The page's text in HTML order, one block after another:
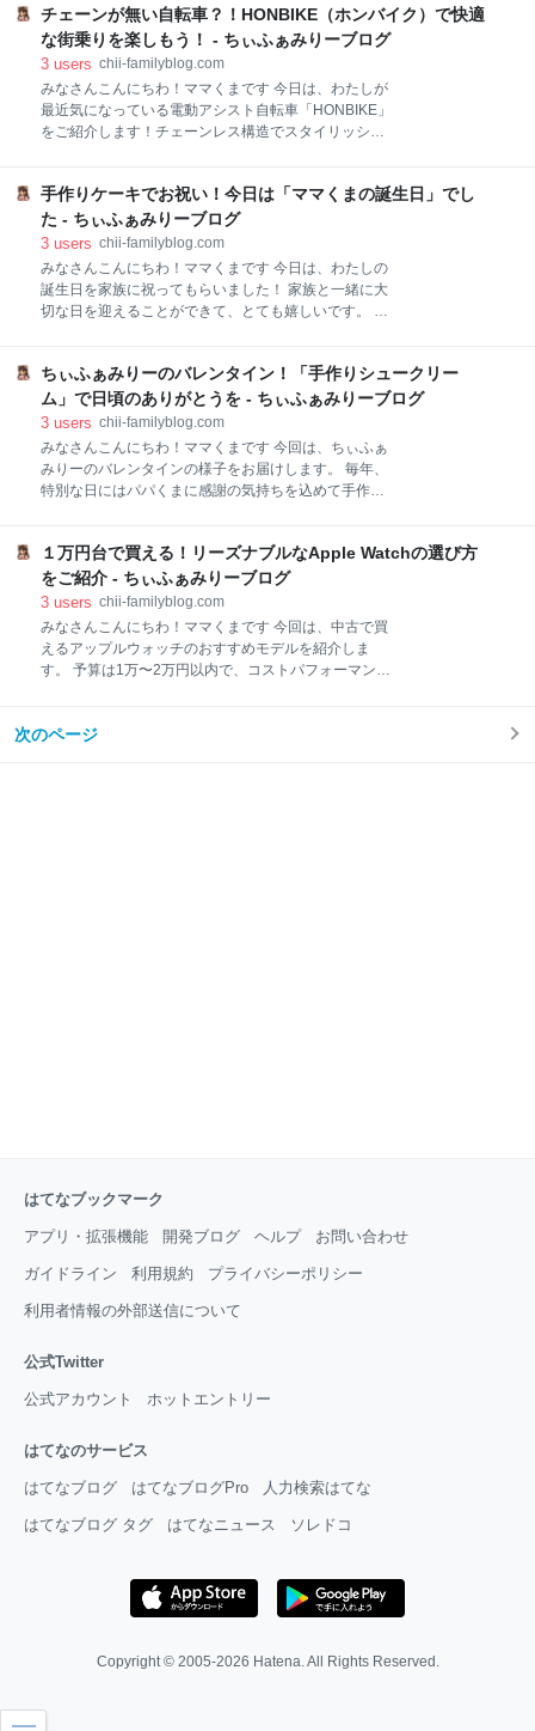
ほら。でも正直、こういうのはスルーでＯＫ！低単価
案件に時間を取られて、高単価案件のチャンスを逃さ
ないようにしましょう。 鳴りが少な
て、PDFをサクッと画像に変換する方法を紹介しま
す。手順も簡単なので、気軽にチャレンジしてみてく
ださいね！ PDFを画像として保存する方法 最後に
PDFを画像として保存する方法 1.ホーム画面から【シ
ョートカット】をタップ 2.右上の【プラス】をタッ
プ。 3.検索窓に【PDF】と入力。 4.【PDFページから
形式をタップ。 7.二つ目のアクションを設定します。
検索窓に【写真】と入力する。 8.【写真に保存】をタ
ップ。 9.ホー
チェーンが無い自転車？！HONBIKE（ホンバイク）で快適
な街乗りを楽しもう！ - ちぃふぁみりーブログ
3 users chii-familyblog.com
みなさんこんにちわ！ママくまです 今日は、わたしが
最近気になっている電動アシスト自転車「HONBIKE」
をご紹介します！チェーンレス構造でスタイリッシュ
能 安全性への配慮 スペック 最後に HONBIKE リンク
チェーンレス構造 HONBIKEは、シャフトドライブシ
ステムを採用しているので、従来のチェーンを使わな
い設計になっています。これのおかげで、以下のよう
なメリットがあります。 メンテナンス不要！ オイル注
油や張り調整がいらないので、手間いらずです。 安心
や荷物がチェーンに絡まる心配もありません。 オシャ
レなデザイン HONBIKEのデザインは、シンプルで洗
練されています。無駄
手作りケーキでお祝い！今日は「ママくまの誕生日」でし
た - ちぃふぁみりーブログ
3 users chii-familyblog.com
みなさんこんにちわ！ママくまです 今日は、わたしの
誕生日を家族に祝ってもらいました！ 家族と一緒に大
切な日を迎えることができて、とても嬉しいです。 マ
クマちゃんが作ってくれた、いちごたっぷりの手作り
ケーキ！ 甘酸っぱいいちごがたっぷり使われていて、
見た目も味もバツグンでした。 家族の愛情が詰まった
ケーキを食べると、心が落ち着きますね。 お祝いメニ
ュー そして、わたしの大好きなすき焼きも用意しても
らえました！ お肉や野菜がたっぷり入ったすき焼きを
しいですね。 最後に 今日は、本当に大満足の一日にな
りました！ 家族に感謝しつつ、また来年の誕生日を楽
しみにしています。 ブログがいいなと思ったら”読者
ちぃふぁみりーのバレンタイン！「手作りシュークリー
ム」で日頃のありがとうを - ちぃふぁみりーブログ
3 users chii-familyblog.com
みなさんこんにちわ！ママくまです 今回は、ちぃふぁ
みりーのバレンタインの様子をお届けします。 毎年、
特別な日にはパパくまに感謝の気持ちを込めて手作り
りシュークリーム まずは、手作りのシュークリーム！
今回はチョコレート、カスタード、抹茶の3種類を作
りました。 パパくまはブラックコーヒーが大好きなの
で、シュークリームは少し甘めに仕上げて、コーヒー
と一緒に楽しめるように工夫しました。どれも美味し
くて、家族みんなで味見をしましたが、特にチョコが
ム満点のつくねは、パパくまの大好物。焼き上げると
１万円台で買える！リーズナブルなApple Watchの選び方
をご紹介 - ちぃふぁみりーブログ
3 users chii-familyblog.com
みなさんこんにちわ！ママくまです 今回は、中古で買
えるアップルウォッチのおすすめモデルを紹介しま
す。 予算は1万〜2万円以内で、コストパフォーマンス
プルウォッチシリーズ6 価格 特徴 性能 最後に Apple
次のページ
はてなブックマーク
アプリ・拡張機能 開発ブログ ヘルプ お問い合わせ
ガイドライン 利用規約 プライバシーポリシー
利用者情報の外部送信について
公式Twitter
公式アカウント ホットエントリー
はてなのサービス
はてなブログ はてなブログPro 人力検索はてな
はてなブログ タグ はてなニュース ソレドコ
Copyright © 2005-2026 Hatena. All Rights Reserved.